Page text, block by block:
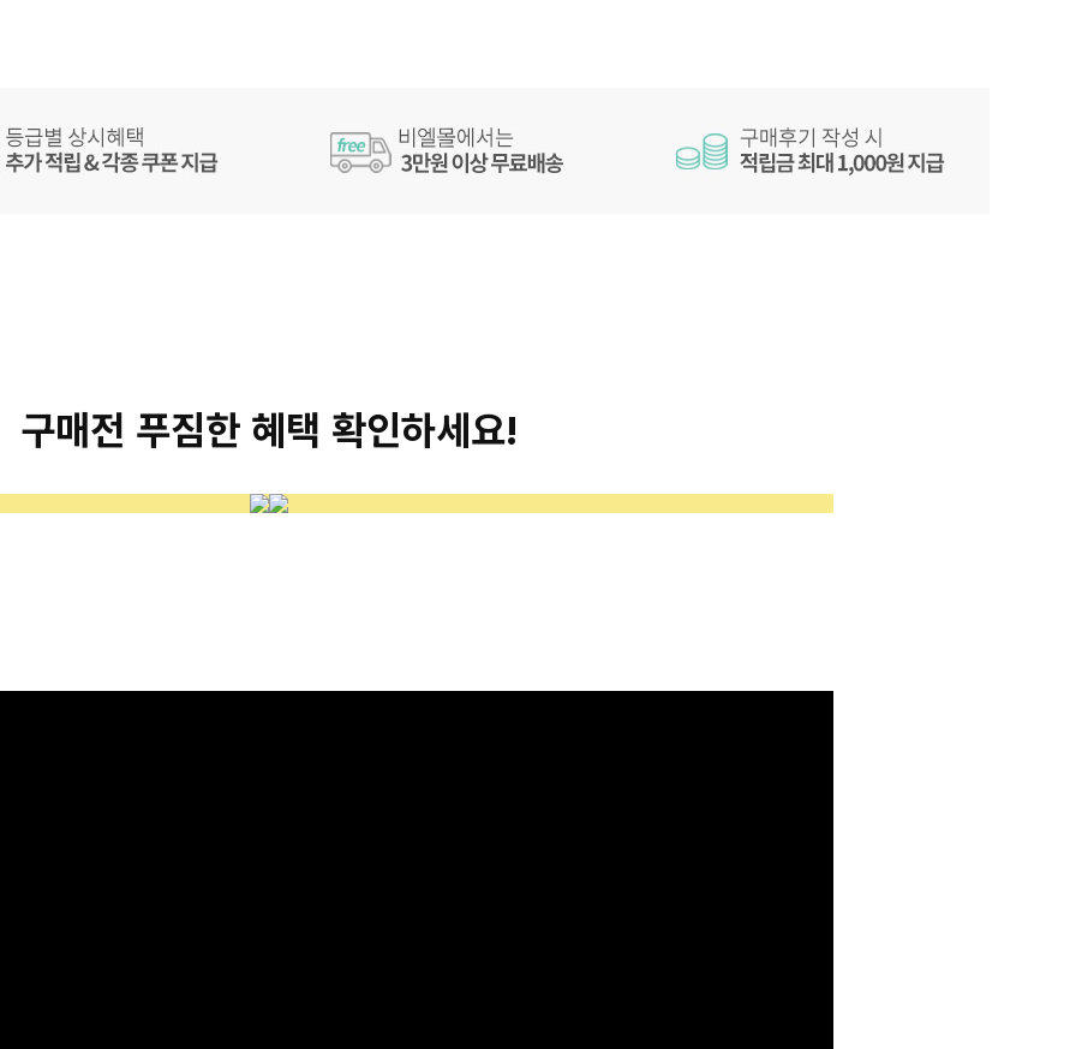
구매전 푸짐한 혜택 확인하세요!